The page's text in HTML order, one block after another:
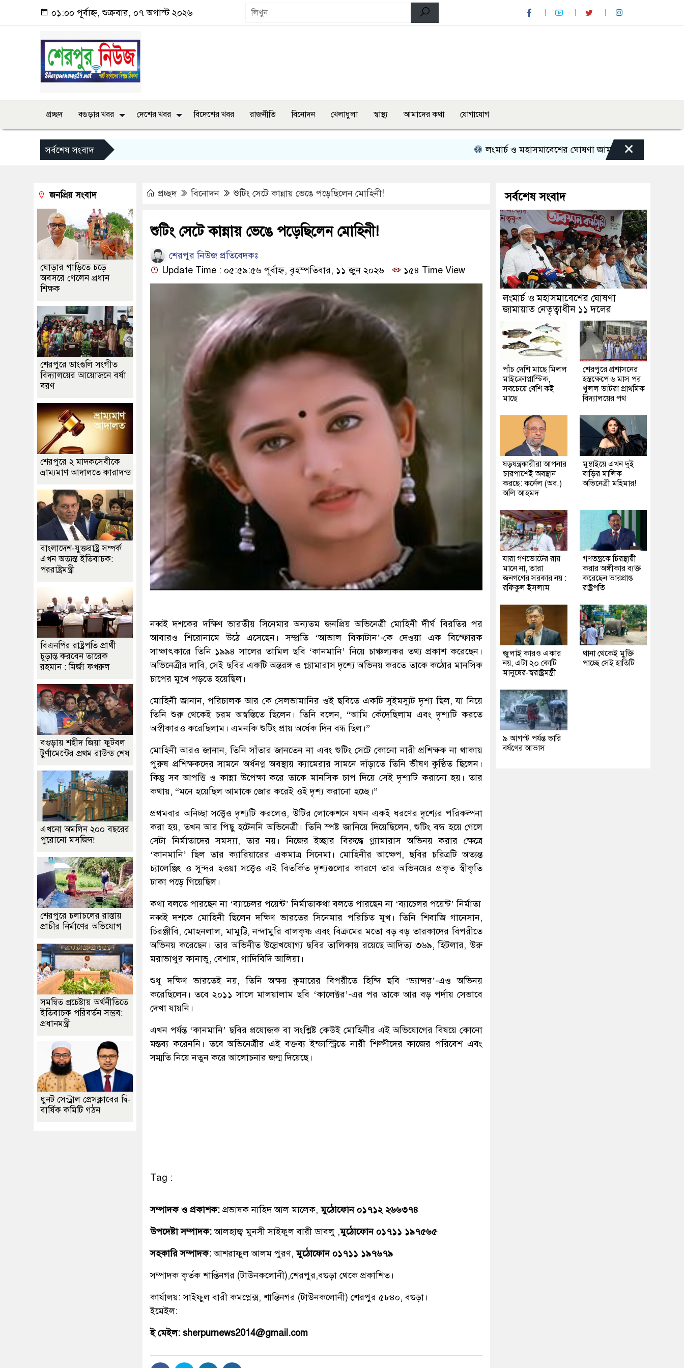
০১:০০ পূর্বাহ্ন, শুক্রবার, ০৭ অগাস্ট ২০২৬
প্রচ্ছদ বগুড়ার খবর দেশের খবর বিদেশের খবর রাজনীতি বিনোদন খেলাধুলা স্বাস্থ্য আমাদের কথা যোগাযোগ
সর্বশেষ সংবাদ লংমার্চ ও মহাসমাবেশের ঘোষণা জামায়াত নেতৃত্বাধীন ১১ দলের
×
প্রচ্ছদ বিনোদন শুটিং সেটে কান্নায় ভেঙে পড়েছিলেন মোহিনী!
শুটিং সেটে কান্নায় ভেঙে পড়েছিলেন মোহিনী!
শেরপুর নিউজ প্রতিবেদকঃ
Update Time : ০৫:৫৯:৫৬ পূর্বাহ্ন, বৃহস্পতিবার, ১১ জুন ২০২৬
১৫৪ Time View
নব্বই দশকের দক্ষিণ ভারতীয় সিনেমার অন্যতম জনপ্রিয় অভিনেত্রী মোহিনী দীর্ঘ বিরতির পর
আবারও শিরোনামে উঠে এসেছেন। সম্প্রতি ‘আভাল বিকাটান’-কে দেওয়া এক বিস্ফোরক
সাক্ষাৎকারে তিনি ১৯৯৪ সালের তামিল ছবি ‘কানমানি’ নিয়ে চাঞ্চল্যকর তথ্য প্রকাশ করেছেন।
অভিনেত্রীর দাবি, সেই ছবির একটি অন্তরঙ্গ ও গ্ল্যামারাস দৃশ্যে অভিনয় করতে তাকে কঠোর মানসিক
চাপের মুখে পড়তে হয়েছিল।
মোহিনী জানান, পরিচালক আর কে সেলভামানির ওই ছবিতে একটি সুইমস্যুট দৃশ্য ছিল, যা নিয়ে
তিনি শুরু থেকেই চরম অস্বস্তিতে ছিলেন। তিনি বলেন, “আমি কেঁদেছিলাম এবং দৃশ্যটি করতে
অস্বীকারও করেছিলাম। এমনকি শুটিং প্রায় অর্ধেক দিন বন্ধ ছিল।”
মোহিনী আরও জানান, তিনি সাঁতার জানতেন না এবং শুটিং সেটে কোনো নারী প্রশিক্ষক না থাকায়
পুরুষ প্রশিক্ষকদের সামনে অর্ধনগ্ন অবস্থায় ক্যামেরার সামনে দাঁড়াতে তিনি ভীষণ কুণ্ঠিত ছিলেন।
কিন্তু সব আপত্তি ও কান্না উপেক্ষা করে তাকে মানসিক চাপ দিয়ে সেই দৃশ্যটি করানো হয়। তার
কথায়, “মনে হয়েছিল আমাকে জোর করেই ওই দৃশ্য করানো হচ্ছে।”
প্রথমবার অনিচ্ছা সত্ত্বেও দৃশ্যটি করলেও, উটির লোকেশনে যখন একই ধরণের দৃশ্যের পরিকল্পনা
করা হয়, তখন আর পিছু হটেননি অভিনেত্রী। তিনি স্পষ্ট জানিয়ে দিয়েছিলেন, শুটিং বন্ধ হয়ে গেলে
সেটা নির্মাতাদের সমস্যা, তার নয়। নিজের ইচ্ছার বিরুদ্ধে গ্ল্যামারাস অভিনয় করার ক্ষেত্রে
‘কানমানি’ ছিল তার ক্যারিয়ারের একমাত্র সিনেমা। মোহিনীর আক্ষেপ, ছবির চরিত্রটি অত্যন্ত
চ্যালেঞ্জিং ও সুন্দর হওয়া সত্ত্বেও এই বিতর্কিত দৃশ্যগুলোর কারণে তার অভিনয়ের প্রকৃত স্বীকৃতি
ঢাকা পড়ে গিয়েছিল।
কথা বলতে পারছেন না ‘ব্যাচেলর পয়েন্ট’ নির্মাতাকথা বলতে পারছেন না ‘ব্যাচেলর পয়েন্ট’ নির্মাতা
নব্বই দশকে মোহিনী ছিলেন দক্ষিণ ভারতের সিনেমার পরিচিত মুখ। তিনি শিবাজি গানেসান,
চিরঞ্জীবি, মোহনলাল, মামুট্টি, নন্দামুরি বালকৃষ্ণ এবং বিক্রমের মতো বড় বড় তারকাদের বিপরীতে
অভিনয় করেছেন। তার অভিনীত উল্লেখযোগ্য ছবির তালিকায় রয়েছে আদিত্য ৩৬৯, হিটলার, উরু
মরাভাথুর কানাভু, বেশাম, গাদিবিদি আলিয়া।
শুধু দক্ষিণ ভারতেই নয়, তিনি অক্ষয় কুমারের বিপরীতে হিন্দি ছবি ‘ড্যান্সর’-এও অভিনয়
করেছিলেন। তবে ২০১১ সালে মালয়ালাম ছবি ‘কালেক্টর’-এর পর তাকে আর বড় পর্দায় সেভাবে
দেখা যায়নি।
এখন পর্যন্ত ‘কানমানি’ ছবির প্রযোজক বা সংশ্লিষ্ট কেউই মোহিনীর এই অভিযোগের বিষয়ে কোনো
মন্তব্য করেননি। তবে অভিনেত্রীর এই বক্তব্য ইন্ডাস্ট্রিতে নারী শিল্পীদের কাজের পরিবেশ এবং
সম্মতি নিয়ে নতুন করে আলোচনার জন্ম দিয়েছে।
Tag :
সম্পাদক ও প্রকাশক: প্রভাষক নাহিদ আল মালেক,মুঠোফোন ০১৭১২ ২৬৬৩৭৪
উপদেষ্টা সম্পাদক:আলহাজ্ব মুনসী সাইফুল বারী ডাবলু ,মুঠোফোন ০১৭১১ ১৯৭৫৬৫
সহকারি সম্পাদক:আশরাফুল আলম পুরণ,মুঠোফোন ০১৭১১ ১৯৭৬৭৯
সম্পাদক কৃর্তক শান্তিনগর (টাউনকলোনী),শেরপুর,বগুড়া থেকে প্রকাশিত।
কার্যালয়: সাইফুল বারী কমপ্লেক্স, শান্তিনগর (টাউনকলোনী) শেরপুর ৫৮৪০, বগুড়া।
ইমেইল:
ই মেইল: sherpurnews2014@gmail.com
জনপ্রিয় সংবাদ
ঘোড়ার গাড়িতে চড়ে
অবসরে গেলেন প্রধান
শিক্ষক
শেরপুরে ডাংগুলি সংগীত
বিদ্যালয়ের আয়োজনে বর্ষা
বরণ
শেরপুরে ২ মাদকসেবীকে
ভ্রাম্যমাণ আদালতে কারাদন্ড
বাংলাদেশ-যুক্তরাষ্ট্র সম্পর্ক
এখন অত্যন্ত ইতিবাচক:
পররাষ্ট্রমন্ত্রী
বিএনপির রাষ্ট্রপতি প্রার্থী
চূড়ান্ত করবেন তারেক
রহমান : মির্জা ফখরুল
বগুড়ায় শহীদ জিয়া ফুটবল
টুর্ণামেন্টের প্রথম রাউন্ড শেষ
এখনো অমলিন ২০০ বছরের
পুরোনো মসজিদ!
শেরপুরে চলাচলের রাস্তায়
প্রাচীর নির্মাণের অভিযোগ
সমন্বিত প্রচেষ্টায় অর্থনীতিতে
ইতিবাচক পরিবর্তন সম্ভব:
প্রধানমন্ত্রী
ধুনট সেন্ট্রাল প্রেসক্লাবের দ্বি-
বার্ষিক কমিটি গঠন
সর্বশেষ সংবাদ
লংমার্চ ও মহাসমাবেশের ঘোষণা
জামায়াত নেতৃত্বাধীন ১১ দলের
পাঁচ দেশি মাছে মিলল
মাইক্রোপ্লাস্টিক,
সবচেয়ে বেশি কই
মাছে
শেরপুরে প্রশাসনের
হস্তক্ষেপে ৬ মাস পর
খুলল ভাটরা প্রাথমিক
বিদ্যালয়ের পথ
ষড়যন্ত্রকারীরা আপনার
চারপাশেই অবস্থান
করছে: কর্নেল (অব.)
অলি আহমদ
মুম্বাইয়ে এখন দুই
বাড়ির মালিক
অভিনেত্রী মহিমার!
যারা গণভোটের রায়
মানে না, তারা
জনগণের সরকার নয় :
রফিকুল ইসলাম
গণতন্ত্রকে চিরস্থায়ী
করার অঙ্গীকার ব্যক্ত
করেছেন ভারপ্রাপ্ত
রাষ্ট্রপতি
জুলাই কারও একার
নয়, এটা ২০ কোটি
মানুষের-স্বরাষ্ট্রমন্ত্রী
থানা থেকেই মুক্তি
পাচ্ছে সেই হাতিটি
৯ আগস্ট পর্যন্ত ভারি
বর্ষণের আভাস